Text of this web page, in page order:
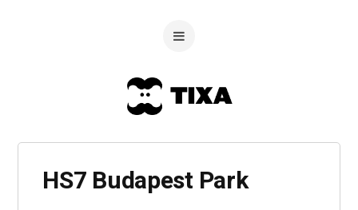
HS7 Budapest Park